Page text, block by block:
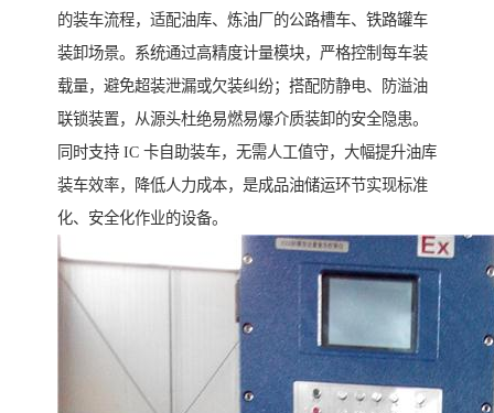
的装车流程，适配油库、炼油厂的公路槽车、铁路罐车
装卸场景。系统通过高精度计量模块，严格控制每车装
载量，避免超装泄漏或欠装纠纷；搭配防静电、防溢油
联锁装置，从源头杜绝易燃易爆介质装卸的安全隐患。
同时支持 IC 卡自助装车，无需人工值守，大幅提升油库
装车效率，降低人力成本，是成品油储运环节实现标准
化、安全化作业的设备。